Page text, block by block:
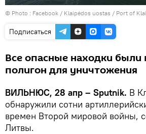
© Photo : Facebook / Klaipėdos uostas / Port of
Подписаться
Все опасные находки были
полигон для уничтожения
ВИЛЬНЮС, 28 апр – Sputnik. В
обнаружили сотни
времен Второй мировой войны,
Литвы.